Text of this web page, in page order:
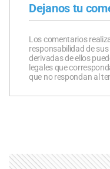
Dejanos tu
Los comentarios
responsabilidad de
derivadas de ellos
legales que
que no respondan al